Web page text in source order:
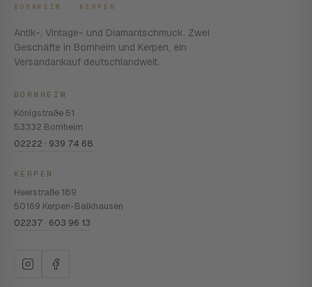
BORNHEIM · KERPEN
Antik-, Vintage- und Diamantschmuck. Zwei
Geschäfte in Bornheim und Kerpen, ein
Versandankauf deutschlandweit.
BORNHEIM
Königstraße 51
53332 Bornheim
02222 · 939 74 68
KERPEN
Heerstraße 189
50169 Kerpen-Balkhausen
02237 · 603 96 13